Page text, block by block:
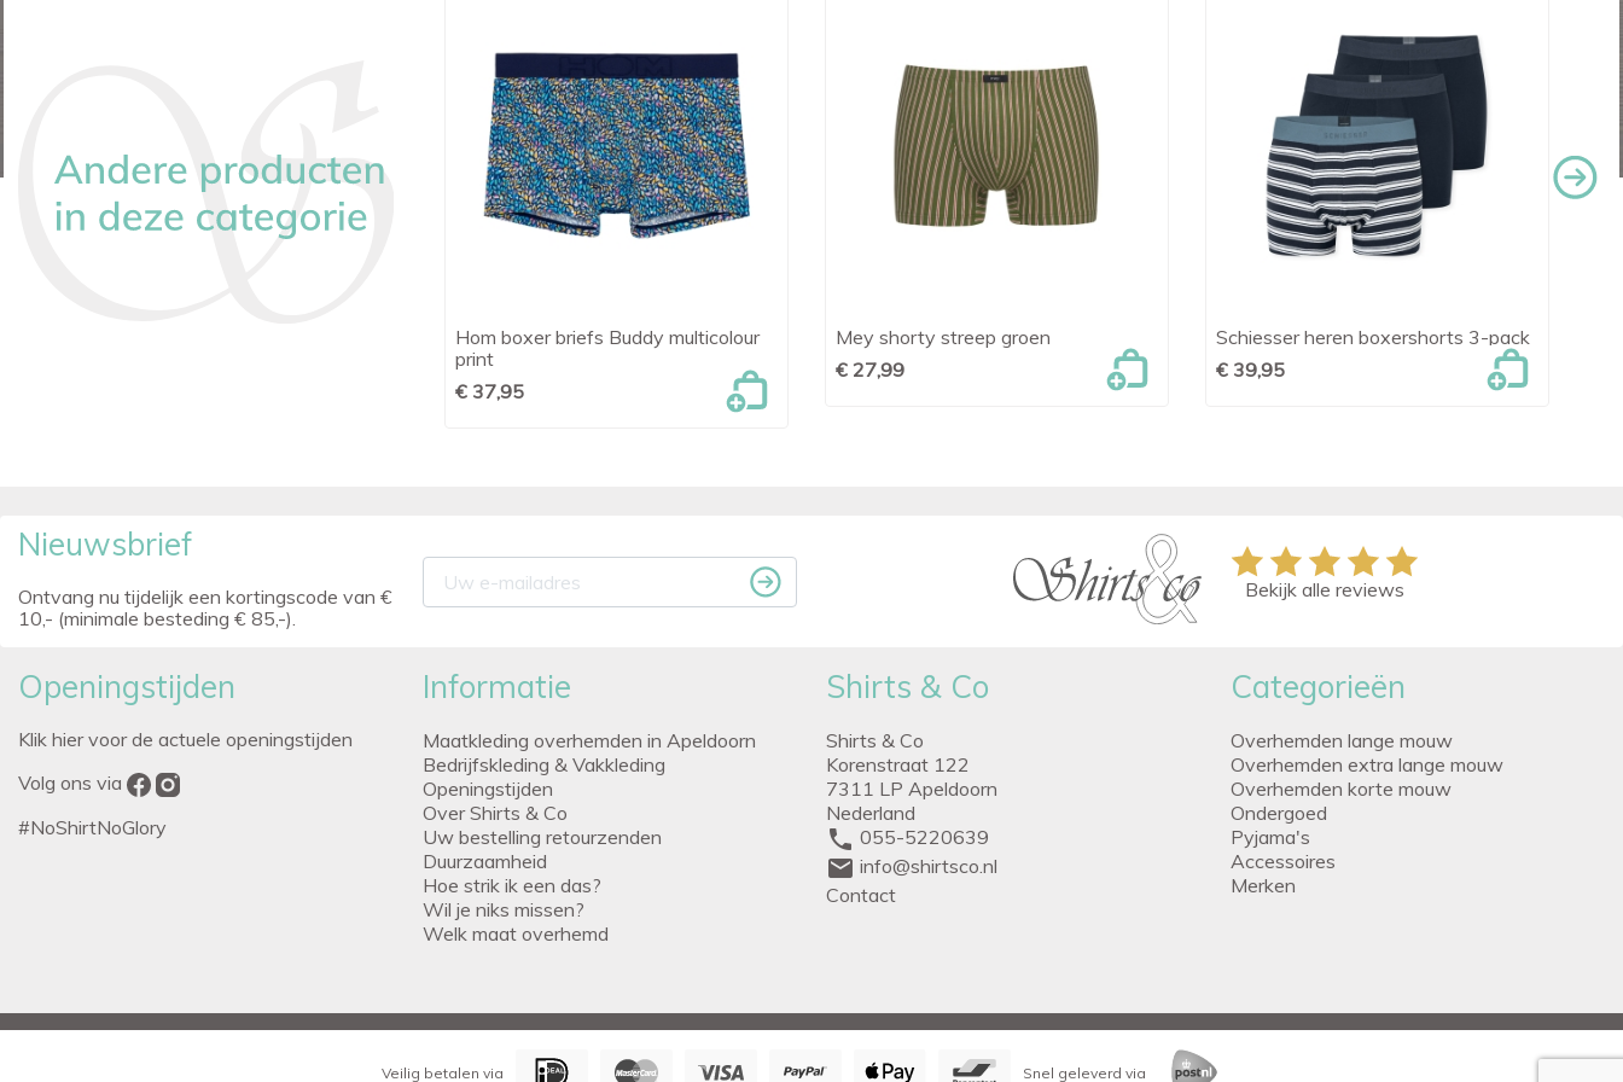
 Snel bekijken
Hom boxer briefs Buddy multicolour
print
€ 37,95
 Snel bekijken
Mey shorty streep groen
€ 27,99
 Snel bekijken
Schiesser heren boxershorts 3-pack
€ 39,95
Nieuwsbrief
Ontvang nu tijdelijk een kortingscode van €
10,- (minimale besteding € 85,-).
Bekijk alle reviews
Openingstijden
Klik hier voor de actuele openingstijden
Volg ons via
#NoShirtNoGlory
Informatie
Maatkleding overhemden in Apeldoorn
Bedrijfskleding & Vakkleding
Openingstijden
Over Shirts & Co
Uw bestelling retourzenden
Duurzaamheid
Hoe strik ik een das?
Wil je niks missen?
Welk maat overhemd
Shirts & Co
Shirts & Co
Korenstraat 122
7311 LP Apeldoorn
Nederland
phone 055-5220639
mail info@shirtsco.nl
Contact
Categorieën
Overhemden lange mouw
Overhemden extra lange mouw
Overhemden korte mouw
Ondergoed
Pyjama's
Accessoires
Merken
Veilig betalen via Snel geleverd via